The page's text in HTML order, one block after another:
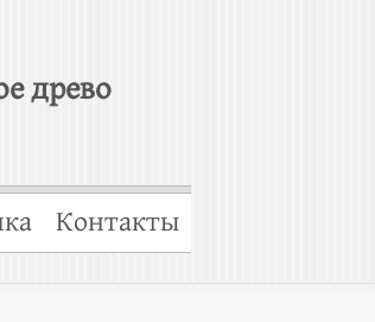
древо
Контакты